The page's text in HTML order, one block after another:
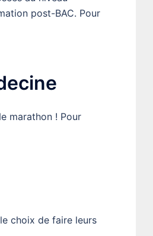
post-BAC. Pour
marathon ! Pour
choix de faire leurs